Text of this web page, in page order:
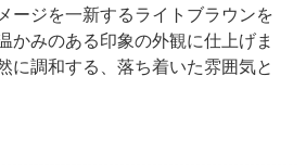
ージを一新するライトブラウンを
かみのある印象の外観に仕上げま
に調和する、落ち着いた雰囲気と